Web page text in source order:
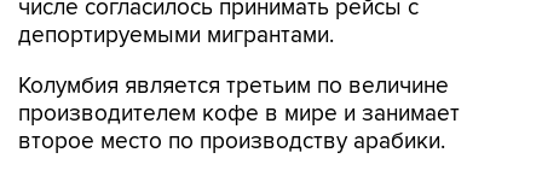
Колумбия является третьим по величине
второе место по производству арабики.
За последние 12 месяцев арабика подорожала